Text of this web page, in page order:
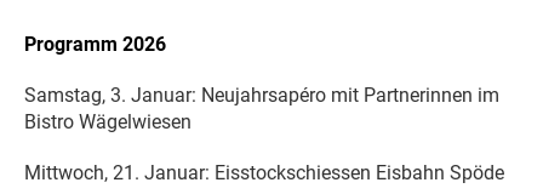
Programm 2026
Samstag, 3. Januar: Neujahrsapéro mit Partnerinnen im
Bistro Wägelwiesen
Mittwoch, 21. Januar: Eisstockschiessen Eisbahn Spöde